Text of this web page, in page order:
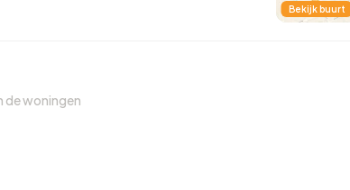
Bekijk buurt
de woningen